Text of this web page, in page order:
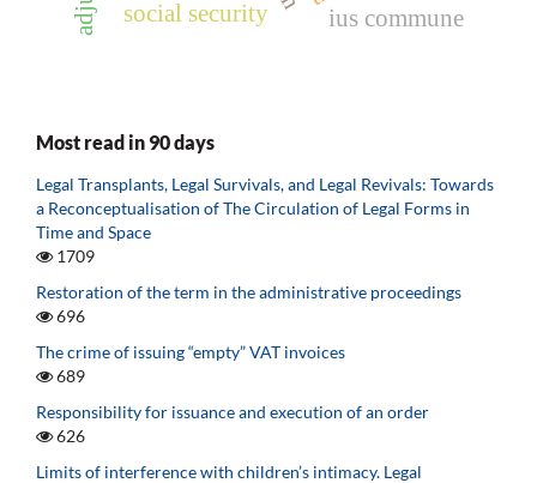
social security
ius commune
Most read in 90 days
Legal Transplants, Legal Survivals, and Legal Revivals: Towards
a Reconceptualisation of The Circulation of Legal Forms in
Time and Space
1709
Restoration of the term in the administrative proceedings
696
The crime of issuing “empty” VAT invoices
689
Responsibility for issuance and execution of an order
626
Limits of interference with children’s intimacy. Legal